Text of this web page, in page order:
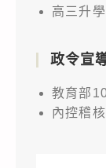
高三升
政令宣
教育部
內控稽